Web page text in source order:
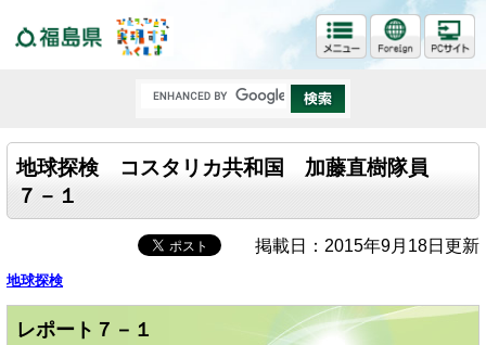
地球探検 コスタリカ共和国 加藤直樹隊員
７－１
掲載日：2015年9月18日更新
地球探検
レポート７－１